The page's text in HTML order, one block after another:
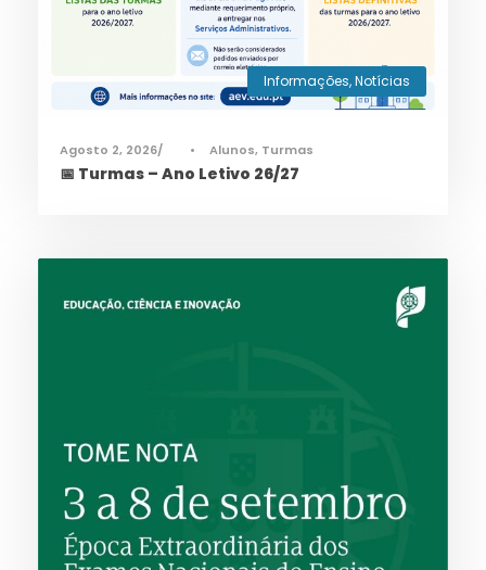
Informações,Notícias
Agosto 2, 2026 • Alunos, Turmas
📅 Turmas – Ano Letivo 26/27